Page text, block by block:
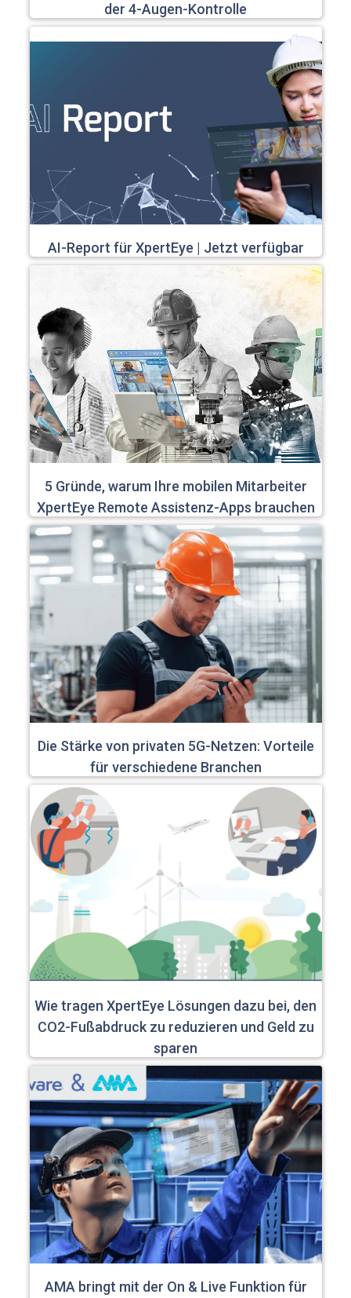
der 4-Augen-Kontrolle
AI-Report für XpertEye | Jetzt verfügbar
5 Gründe, warum Ihre mobilen Mitarbeiter
XpertEye Remote Assistenz-Apps brauchen
Die Stärke von privaten 5G-Netzen: Vorteile
für verschiedene Branchen
Wie tragen XpertEye Lösungen dazu bei, den
CO2-Fußabdruck zu reduzieren und Geld zu
sparen
AMA bringt mit der On & Live Funktion für